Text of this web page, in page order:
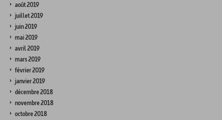
août 2019
juillet 2019
juin 2019
mai 2019
avril 2019
mars 2019
février 2019
janvier 2019
décembre 2018
novembre 2018
octobre 2018